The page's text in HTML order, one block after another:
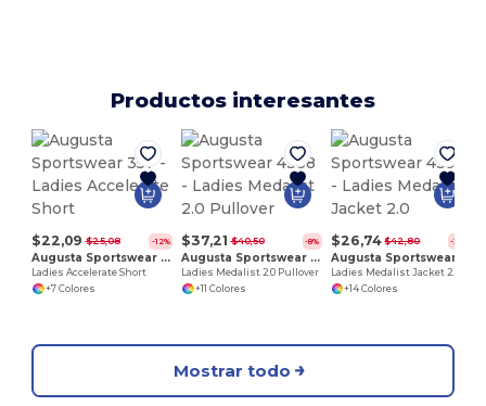
Productos interesantes
$22,09 $25,08 -12%
Augusta Sportswear 357
Ladies Accelerate Short
+7 Colores
$37,21 $40,50 -8%
Augusta Sportswear 4388
Ladies Medalist 2.0 Pullover
+11 Colores
$26,74 $42,80 -38%
Ladies Medalist Jacket 2.0
+14 Colores
Mostrar todo